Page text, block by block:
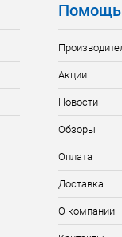
Помощь
Акции
Новости
Обзоры
Оплата
Доставка
О компании